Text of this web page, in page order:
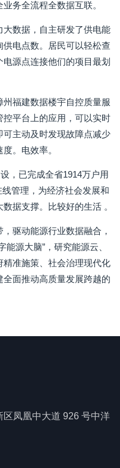
务全流程全数据互联。
数据，自主研发了供电能
电点数。居民可以轻松查
源点连接他们的项目最划
福建数据楼宇自控质量服
平台上的应用，可以实时
主动及时发现故障点减少
。电效率。
，已完成全省1914万户用
管理，为经济社会发展和
据支撑。比较好的生活 。
驱动能源行业数据融合，
源大脑”，研究能源云、
准施策、社会治理现代化
面推动高质量发展跨越的
凤凰中大道 926 号中洋